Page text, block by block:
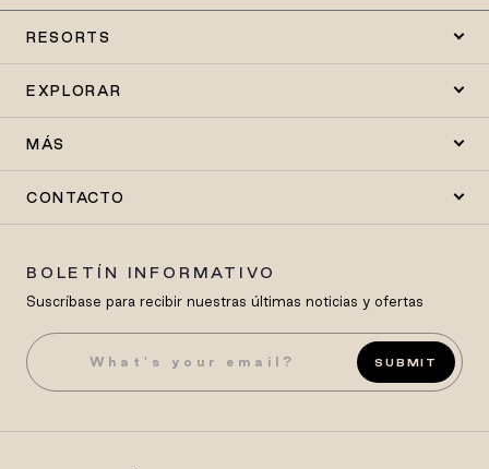
RESORTS
EXPLORAR
MÁS
CONTACTO
BOLETÍN INFORMATIVO
Suscríbase para recibir nuestras últimas noticias y ofertas
SUBMIT